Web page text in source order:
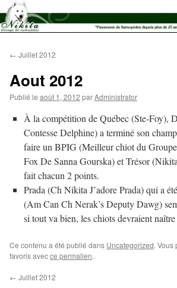
Aller
au
contenu
← Juillet 2012
Aout 2012
Publié le août 1, 2012 parAdministrator
À la compétition de Québec (Ste-Foy),
Contesse Delphine) a terminé son
faire un BPIG (Meilleur chiot du
Fox De Sanna Gourska) et Trésor
fait chacun 2 points.
Prada (Ch Nikita J’adore Prada) qui a
(Am Can Ch Nerak’s Deputy Dawg)
si tout va bien, les chiots devraient
Ce contenu a été publié dans Uncategorized. Vous
favoris avecce permalien.
← Juillet 2012